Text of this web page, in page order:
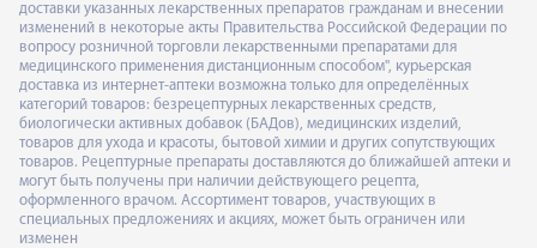
доставки указанных лекарственных препаратов гражданам и внесении
изменений в некоторые акты Правительства Российской Федерации по
вопросу розничной торговли лекарственными препаратами для
медицинского применения дистанционным способом", курьерская
доставка из интернет-аптеки возможна только для определённых
категорий товаров: безрецептурных лекарственных средств,
биологически активных добавок (БАДов), медицинских изделий,
товаров для ухода и красоты, бытовой химии и других сопутствующих
товаров. Рецептурные препараты доставляются до ближайшей аптеки и
могут быть получены при наличии действующего рецепта,
оформленного врачом. Ассортимент товаров, участвующих в
специальных предложениях и акциях, может быть ограничен или
изменен